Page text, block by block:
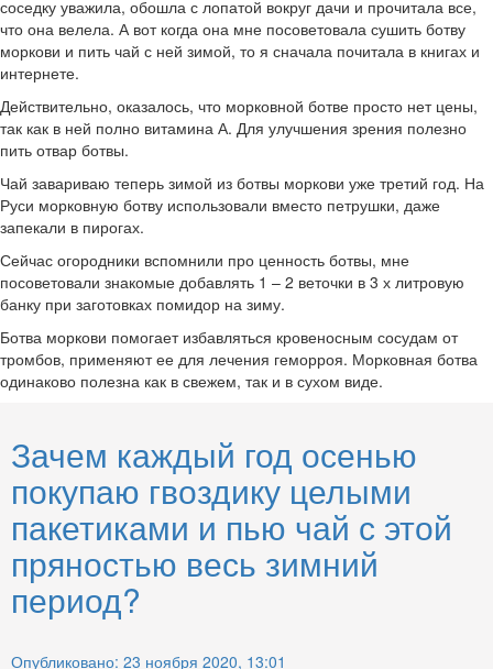
соседку уважила, обошла с лопатой вокруг дачи и прочитала все,
что она велела. А вот когда она мне посоветовала сушить ботву
моркови и пить чай с ней зимой, то я сначала почитала в книгах и
интернете.
Действительно, оказалось, что морковной ботве просто нет цены,
так как в ней полно витамина А. Для улучшения зрения полезно
пить отвар ботвы.
Чай завариваю теперь зимой из ботвы моркови уже третий год. На
Руси морковную ботву использовали вместо петрушки, даже
запекали в пирогах.
Сейчас огородники вспомнили про ценность ботвы, мне
посоветовали знакомые добавлять 1 – 2 веточки в 3 х литровую
банку при заготовках помидор на зиму.
Ботва моркови помогает избавляться кровеносным сосудам от
тромбов, применяют ее для лечения геморроя. Морковная ботва
одинаково полезна как в свежем, так и в сухом виде.
Зачем каждый год осенью
покупаю гвоздику целыми
пакетиками и пью чай с этой
пряностью весь зимний
период?
Опубликовано: 23 ноября 2020, 13:01